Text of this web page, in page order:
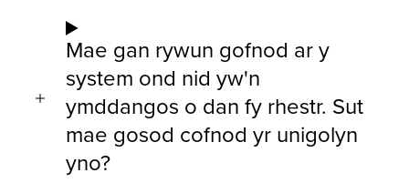
Mae gan rywun gofnod ar y
system ond nid yw'n
ymddangos o dan fy rhestr. Sut
mae gosod cofnod yr unigolyn
yno?